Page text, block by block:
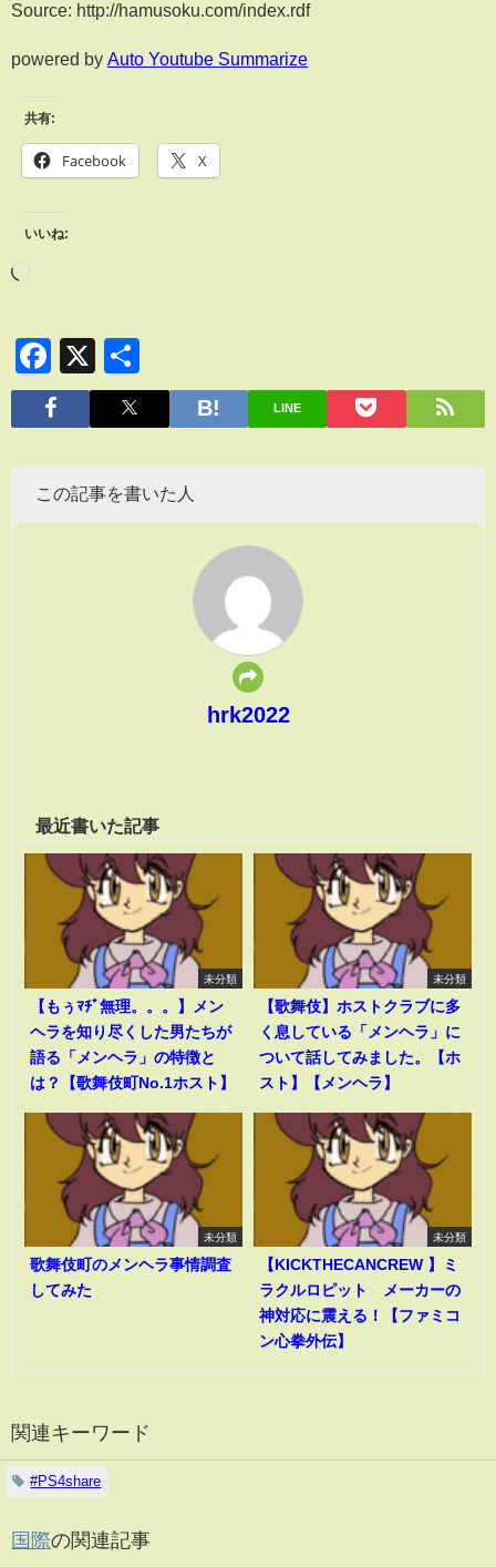
Source: http://hamusoku.com/index.rdf
powered by Auto Youtube Summarize
共有:
Facebook X
いいね:
Facebook
X
有
LINE
この記事を書いた人
hrk2022
最近書いた記事
未分類
【もぅﾏﾁﾞ無理。。。】メン
ヘラを知り尽くした男たちが
語る「メンヘラ」の特徴と
は？【歌舞伎町No.1ホスト】
未分類
【歌舞伎】ホストクラブに多
く息している「メンヘラ」に
ついて話してみました。【ホ
スト】【メンヘラ】
未分類
歌舞伎町のメンヘラ事情調査
してみた
未分類
【KICKTHECANCREW 】ミ
ラクルロピット メーカーの
神対応に震える！【ファミコ
ン心拳外伝】
関連キーワード
#PS4share
国際の関連記事